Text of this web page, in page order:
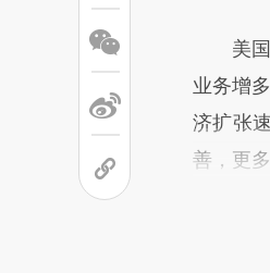
美国7
业务增
济扩张
善，更